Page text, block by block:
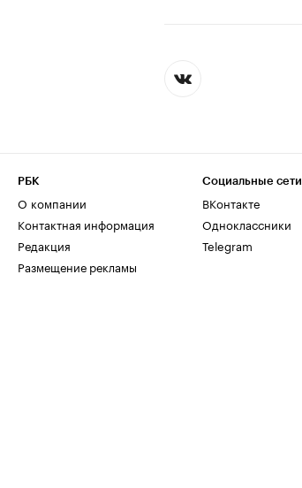
РБК
О компании
Контактная информация
Редакция
Размещение рекламы
Социальные сети
ВКонтакте
Одноклассники
Telegram